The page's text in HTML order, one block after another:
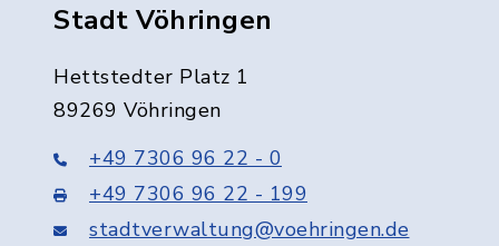
Stadt Vöhringen
Hettstedter Platz 1
89269 Vöhringen
+49 7306 96 22 - 0
+49 7306 96 22 - 199
stadtverwaltung@voehringen.de